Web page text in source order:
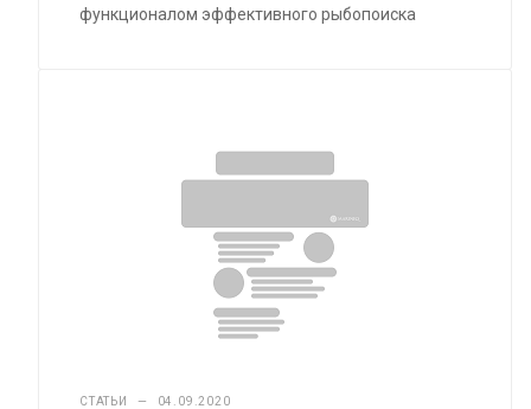
функционалом эффективного рыбопоиска
СТАТЬИ — 04.09.2020